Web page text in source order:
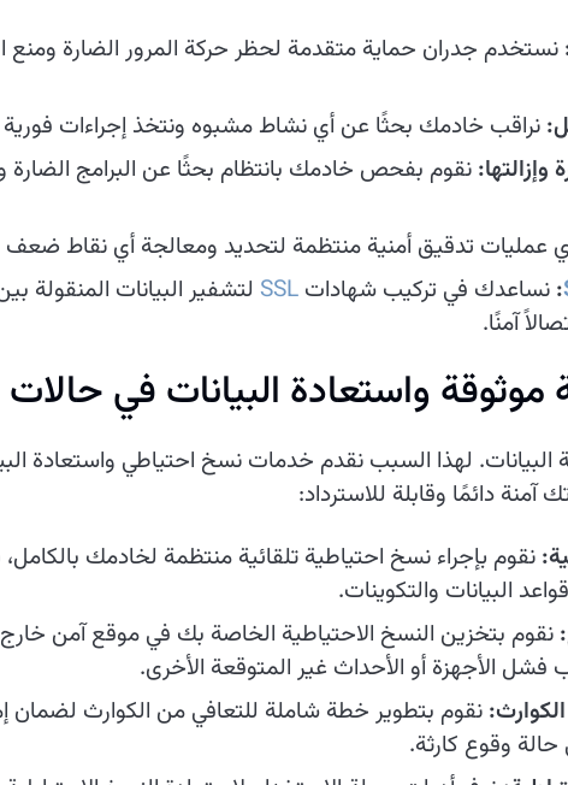
نستخدم جدران حماية متقدمة لحظر حركة المرور الضارة
نراقب خادمك بحثًا عن أي نشاط مشبوه ونتخذ إجراءات
نقوم بفحص خادمك بانتظام بحثًا عن البرامج الضارة
عمليات تدقيق أمنية منتظمة لتحديد ومعالجة أي نقاط
: نساعدك في تركيب شهادات SSL لتشفير البيانات المنقولة
آمنًا.
واستعادة البيانات في حالات
لهذا السبب نقدم خدمات نسخ احتياطي واستعادة
آمنة دائمًا وقابلة للاسترداد:
نقوم بإجراء نسخ احتياطية تلقائية منتظمة لخادمك
البيانات والتكوينات.
نقوم بتخزين النسخ الاحتياطية الخاصة بك في موقع آمن
فشل الأجهزة أو الأحداث غير المتوقعة الأخرى.
نقوم بتطوير خطة شاملة للتعافي من الكوارث لضمان
حالة وقوع كارثة.